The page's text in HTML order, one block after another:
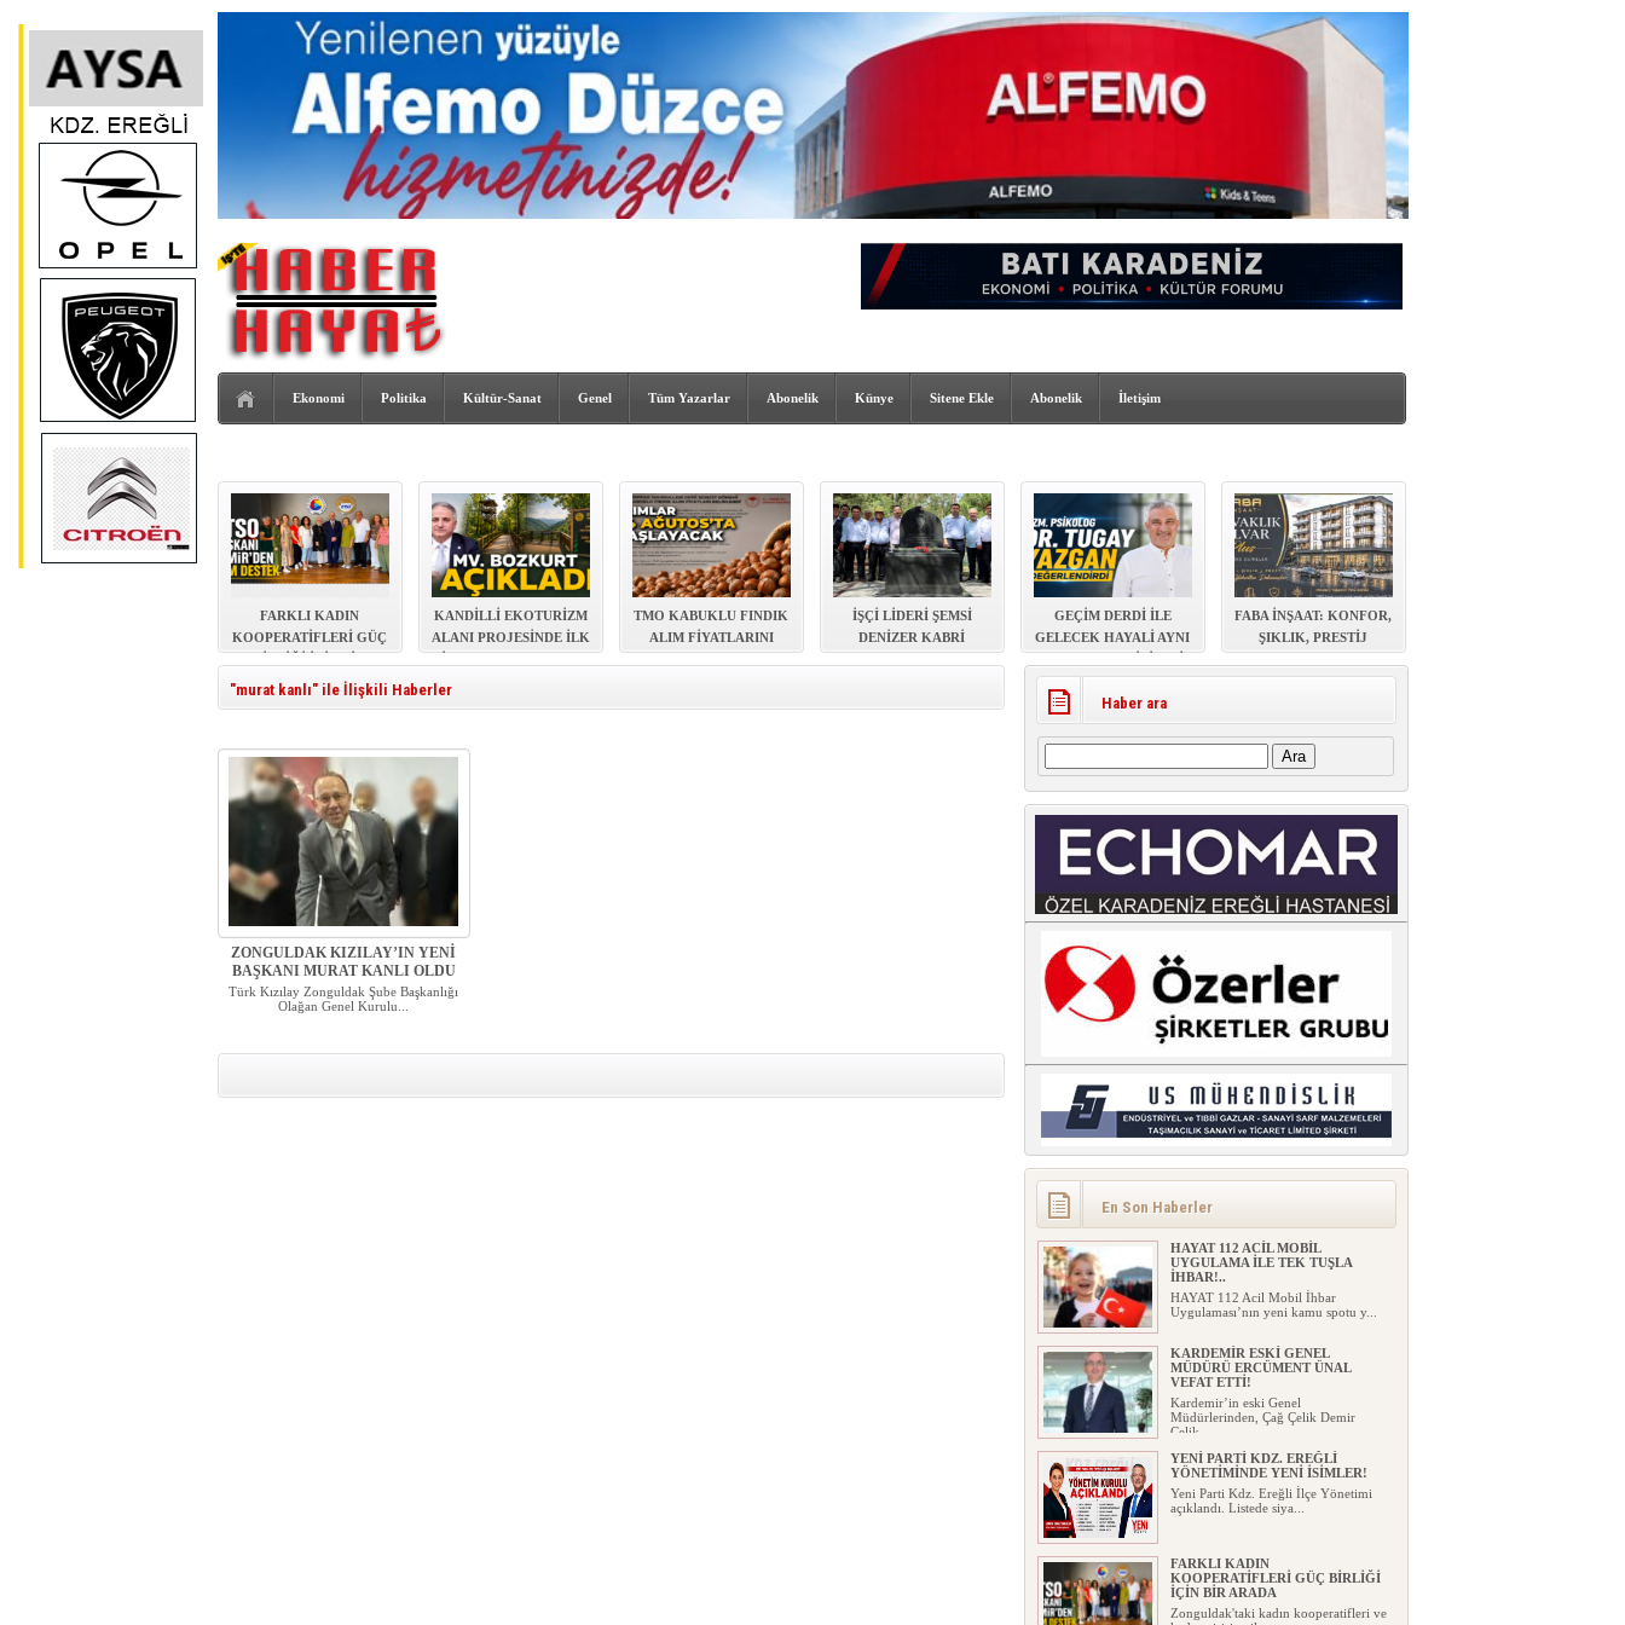
Ekonomi Politika Kültür-Sanat Genel Tüm Yazarlar Abonelik Künye Sitene Ekle Abonelik İletişim
FARKLI KADIN
KOOPERATİFLERİ GÜÇ
ARADA
KANDİLLİ EKOTURİZM
ALANI PROJESİNDE İLK
TMO KABUKLU FINDIK
ALIM FİYATLARINI
İŞÇİ LİDERİ ŞEMSİ
DENİZER KABRİ
GEÇİM DERDİ İLE
GELECEK HAYALİ AYNI
FABA İNŞAAT: KONFOR,
ŞIKLIK, PRESTİJ
"murat kanlı" ile İlişkili Haberler
ZONGULDAK KIZILAY’IN YENİ
BAŞKANI MURAT KANLI OLDU
Türk Kızılay Zonguldak Şube Başkanlığı
Olağan Genel Kurulu...
Haber ara
Arama:
En Son Haberler
HAYAT 112 ACİL MOBİL
UYGULAMA İLE TEK TUŞLA
İHBAR!..
HAYAT 112 Acil Mobil İhbar
Uygulaması’nın yeni kamu spotu y...
KARDEMİR ESKİ GENEL
MÜDÜRÜ ERCÜMENT ÜNAL
VEFAT ETTİ!
Kardemir’in eski Genel
Müdürlerinden, Çağ Çelik Demir
Çelik...
YENİ PARTİ KDZ. EREĞLİ
YÖNETİMİNDE YENİ İSİMLER!
Yeni Parti Kdz. Ereğli İlçe Yönetimi
açıklandı. Listede siya...
FARKLI KADIN
KOOPERATİFLERİ GÜÇ BİRLİĞİ
İÇİN BİR ARADA
Zonguldak'taki kadın kooperatifleri ve